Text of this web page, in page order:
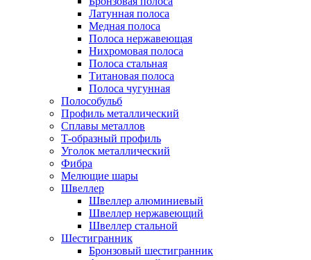
Латунная полоса
Медная полоса
Полоса нержавеющая
Нихромовая полоса
Полоса стальная
Титановая полоса
Полоса чугунная
Полособульб
Профиль металлический
Сплавы металлов
Т-образный профиль
Уголок металлический
Фибра
Мелющие шары
Швеллер
Швеллер алюминиевый
Швеллер нержавеющий
Швеллер стальной
Шестигранник
Бронзовый шестигранник